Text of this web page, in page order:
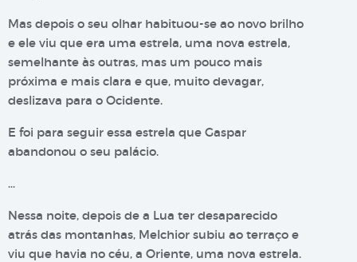
Mas depois o seu olhar habituou-se ao novo brilho
e ele viu que era uma estrela, uma nova estrela,
semelhante às outras, mas um pouco mais
próxima e mais clara e que, muito devagar,
deslizava para o Ocidente.
E foi para seguir essa estrela que Gaspar
abandonou o seu palácio.
…
Nessa noite, depois de a Lua ter desaparecido
atrás das montanhas, Melchior subiu ao terraço e
viu que havia no céu, a Oriente, uma nova estrela.